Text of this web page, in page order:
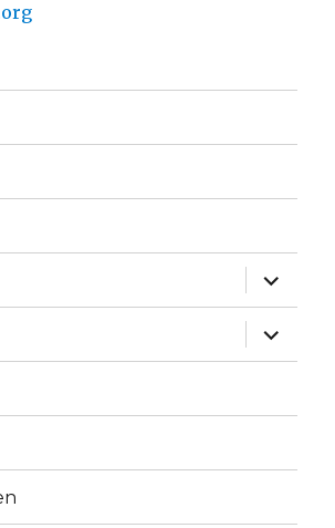
expand
child
menu
expand
child
menu